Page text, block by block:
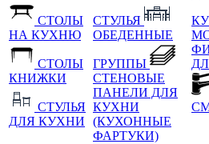
СТОЛЫ
НА КУХНЮ
СТОЛЫ
КНИЖКИ
СТУЛЬЯ
ДЛЯ КУХНИ
СТУЛЬЯ
ОБЕДЕННЫЕ
ГРУППЫ
СТЕНОВЫЕ
ПАНЕЛИ ДЛЯ
КУХНИ
(КУХОННЫЕ
ФАРТУКИ)